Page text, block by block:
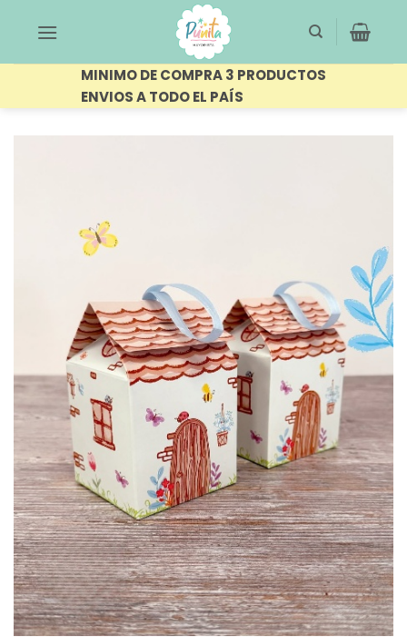
MINIMO DE COMPRA 3 PRODUCTOS
ENVIOS A TODO EL PAÍS